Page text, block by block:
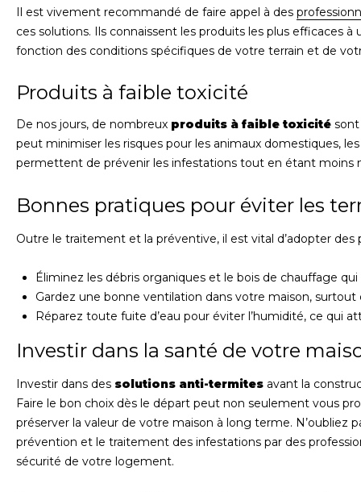
Il est vivement recommandé de faire appel à des
ces solutions. Ils connaissent les produits les plus efficaces
fonction des conditions spécifiques de votre terrain et de
Produits à faible toxicité
De nos jours, de nombreux produits à faible toxicité sont
peut minimiser les risques pour les animaux domestiques,
permettent de prévenir les infestations tout en étant moins
Bonnes pratiques pour éviter les
Outre le traitement et la préventive, il est vital d’adopter
Éliminez les débris organiques et le bois de chauffage
Gardez une bonne ventilation dans votre maison, surtout
Réparez toute fuite d’eau pour éviter l’humidité, ce qui
Investir dans la santé de votre
Investir dans des solutions anti-termites avant la
Faire le bon choix dès le départ peut non seulement vous
préserver la valeur de votre maison à long terme. N’oubliez
prévention et le traitement des infestations par des
sécurité de votre logement.